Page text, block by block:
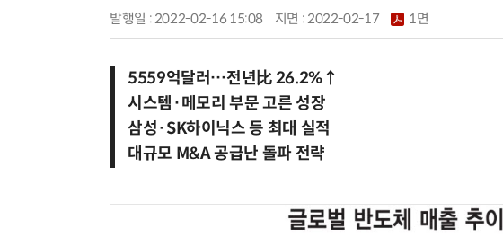
발행일 : 2022-02-16 15:08 지면 :2022-02-17 1면
5559억달러…전년比 26.2%↑
시스템·메모리 부문 고른 성장
삼성·SK하이닉스 등 최대 실적
대규모 M&A 공급난 돌파 전략